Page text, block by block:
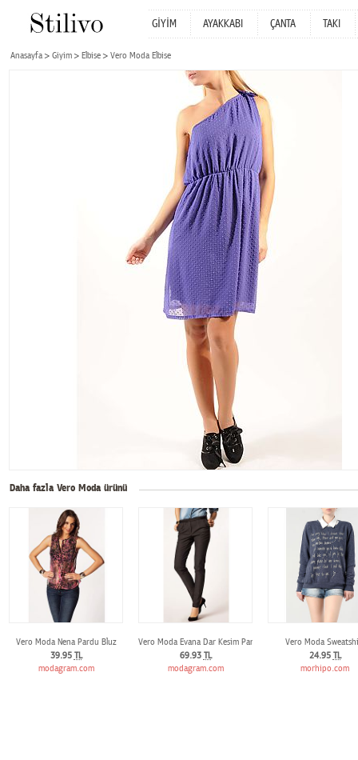
GİYİM AYAKKABI ÇANTA TAKI
Anasayfa Giyim Elbise Vero Moda Elbise
Daha fazla Vero Moda ürünü
Vero Moda Nena Pardu Bluz
39.95 TL
modagram.com
Vero Moda Evana Dar Kesim Pantolon
69.93 TL
modagram.com
Vero Moda
24.95 TL
morhipo.com